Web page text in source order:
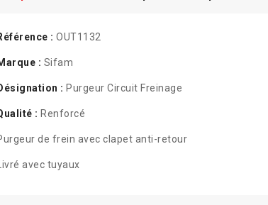
: OUT1132
: Sifam
: Purgeur Circuit Freinage
: Renforcé
de frein avec clapet anti-retour
Livré avec tuyaux